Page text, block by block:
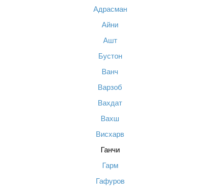
Адрасман
Айни
Ашт
Бустон
Ванч
Варзоб
Вахдат
Вахш
Висхарв
Ганчи
Гарм
Гафуров